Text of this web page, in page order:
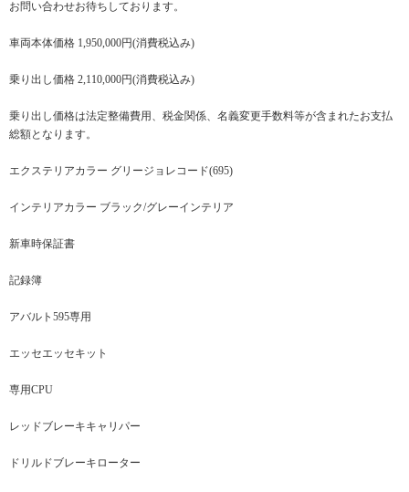
お問い合わせお待ちしております。
車両本体価格 1,950,000円(消費税込み)
乗り出し価格 2,110,000円(消費税込み)
乗り出し価格は法定整備費用、税金関係、名義変更手数料等が含まれたお支払
総額となります。
エクステリアカラー グリージョレコード(695)
インテリアカラー ブラック/グレーインテリア
新車時保証書
記録簿
アバルト595専用
エッセエッセキット
専用CPU
レッドブレーキキャリパー
ドリルドブレーキローター